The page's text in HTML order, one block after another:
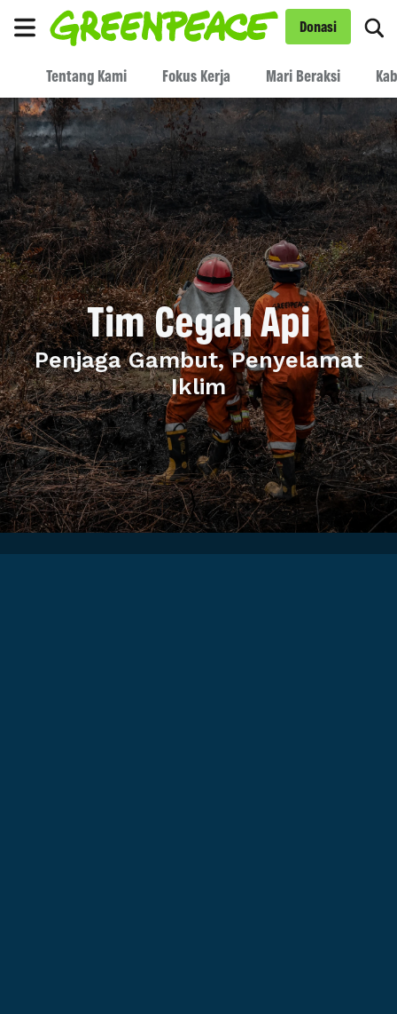
Donasi
Tentang Kami Fokus Kerja Mari Beraksi
Tim Cegah Api
Penjaga Gambut, Penyelamat
Iklim